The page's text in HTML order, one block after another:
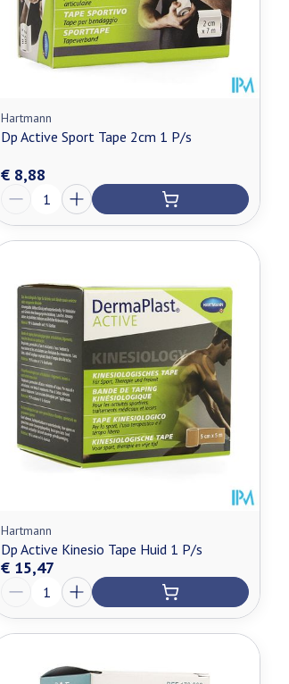
Hartmann
Dp Active Sport Tape 2cm 1 P/s
€ 8,88
Aantal
Hartmann
Dp Active Kinesio Tape Huid 1 P/s
€ 15,47